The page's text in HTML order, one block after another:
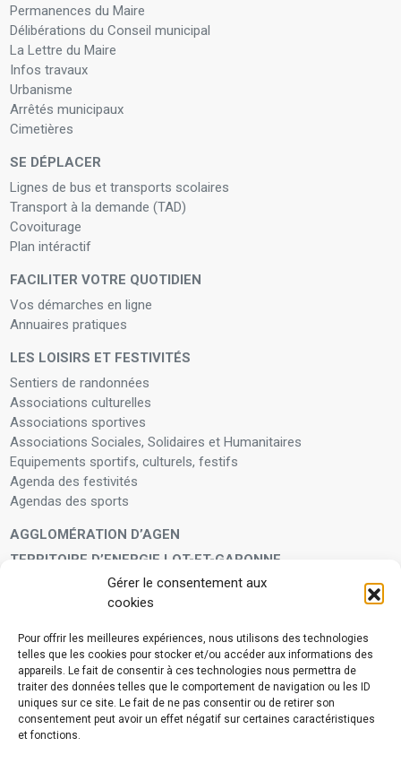
Gérer le consentement aux
cookies
Pour offrir les meilleures expériences, nous utilisons des technologies
telles que les cookies pour stocker et/ou accéder aux informations des
appareils. Le fait de consentir à ces technologies nous permettra de
traiter des données telles que le comportement de navigation ou les ID
uniques sur ce site. Le fait de ne pas consentir ou de retirer son
consentement peut avoir un effet négatif sur certaines caractéristiques
et fonctions.
Permanences du Maire
Délibérations du Conseil municipal
La Lettre du Maire
Infos travaux
Urbanisme
Arrêtés municipaux
Cimetières
SE DÉPLACER
Lignes de bus et transports scolaires
Transport à la demande (TAD)
Covoiturage
Plan intéractif
FACILITER VOTRE QUOTIDIEN
Vos démarches en ligne
Annuaires pratiques
LES LOISIRS ET FESTIVITÉS
Sentiers de randonnées
Associations culturelles
Associations sportives
Associations Sociales, Solidaires et Humanitaires
Equipements sportifs, culturels, festifs
Agenda des festivités
Agendas des sports
AGGLOMÉRATION D’AGEN
TERRITOIRE D’ENERGIE LOT-ET-GARONNE
Enfants et adolescents
VIVRE À VOS CÔTÉS
Service municipal d’aide administrative
Aide à la personne en difficulté
Télé-alerte